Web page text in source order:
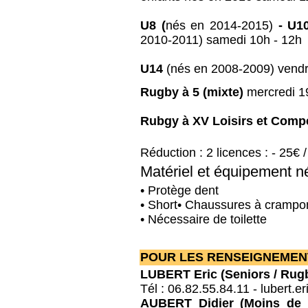
U8 (nés en 2014-2015) -
2010-2011) samedi 10h - 12h
U14 (nés en 2008-2009)
Rugby à 5 (mixte) mercredi
Rubgy à XV Loisirs et
Réduction : 2 licences : - 25€
Matériel et équipement
• Protège dent
• Short• Chaussures à
• Nécessaire de toilette
POUR LES
LUBERT Eric (Seniors /
Tél : 06.82.55.84.11 -
AUBERT Didier (Moins